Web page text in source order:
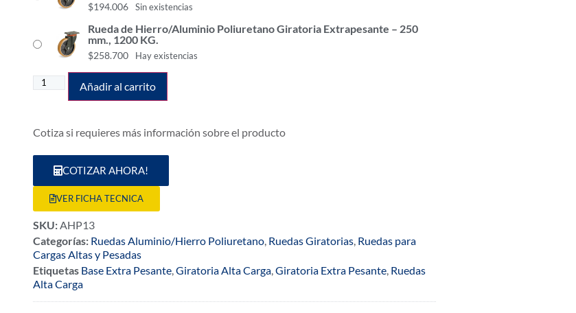
$194.006 Sin existencias
Rueda de Hierro/Aluminio Poliuretano Giratoria Extrapesante – 250
mm., 1200 KG.
$258.700 Hay existencias
Añadir al carrito
Cotiza si requieres más información sobre el producto
COTIZAR AHORA!
VER FICHA TECNICA
SKU: AHP13
Categorías: Ruedas Aluminio/Hierro Poliuretano Ruedas Giratorias Ruedas para
Cargas Altas y Pesadas
Etiquetas Base Extra Pesante Giratoria Alta Carga Giratoria Extra Pesante Ruedas
Alta Carga